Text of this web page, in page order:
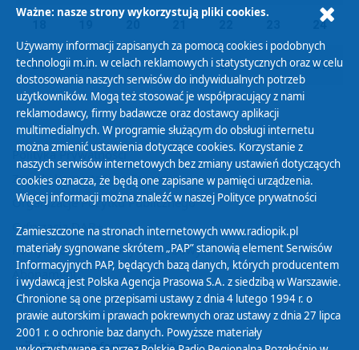
24
25 26 27 28 29 30 31
Polityka Prywatności
Zasady korzystania z Serwisu
Organizacje Pożytku Publicznego
Cyfryzacja DAB+
Polityka ochrony danych osobowych
Abonament
Zamówienia publiczne
Biuletyn Informacji Publicznej
Ważne: nasze strony wykorzystują pliki cookies.
Używamy informacji zapisanych za pomocą cookies i podobnych
technologii m.in. w celach reklamowych i statystycznych oraz w celu
dostosowania naszych serwisów do indywidualnych potrzeb
użytkowników. Mogą też stosować je współpracujący z nami
reklamodawcy, firmy badawcze oraz dostawcy aplikacji
multimedialnych. W programie służącym do obsługi internetu
można zmienić ustawienia dotyczące cookies. Korzystanie z
naszych serwisów internetowych bez zmiany ustawień dotyczących
cookies oznacza, że będą one zapisane w pamięci urządzenia.
Więcej informacji można znaleźć w naszej Polityce prywatności
Zamieszczone na stronach internetowych www.radiopik.pl
materiały sygnowane skrótem „PAP” stanowią element Serwisów
Informacyjnych PAP, będących bazą danych, których producentem
i wydawcą jest Polska Agencja Prasowa S.A. z siedzibą w Warszawie.
Chronione są one przepisami ustawy z dnia 4 lutego 1994 r. o
prawie autorskim i prawach pokrewnych oraz ustawy z dnia 27 lipca
2001 r. o ochronie baz danych. Powyższe materiały